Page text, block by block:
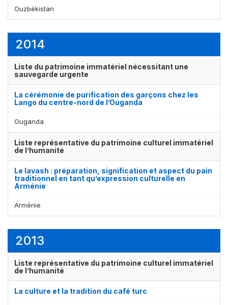
Ouzbékistan
2014
Liste du patrimoine immatériel nécessitant une
sauvegarde urgente
La cérémonie de purification des garçons chez les
Lango du centre-nord de l’Ouganda
Ouganda
Liste représentative du patrimoine culturel immatériel
de l’humanité
Le lavash : préparation, signification et aspect du pain
traditionnel en tant qu’expression culturelle en
Arménie
Arménie
2013
Liste représentative du patrimoine culturel immatériel
de l’humanité
La culture et la tradition du café turc